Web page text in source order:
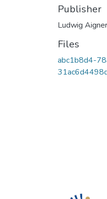
Publisher
Ludwig
Files
abc1b8d4-